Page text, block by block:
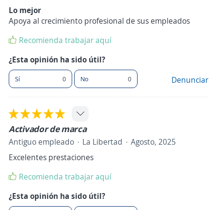
Lo mejor
Apoya al crecimiento profesional de sus empleados
Recomienda trabajar aquí
¿Esta opinión ha sido útil?
Sí 0 No 0 Denunciar
Activador de marca
Antiguo empleado La Libertad
Agosto, 2025
Excelentes prestaciones
Recomienda trabajar aquí
¿Esta opinión ha sido útil?